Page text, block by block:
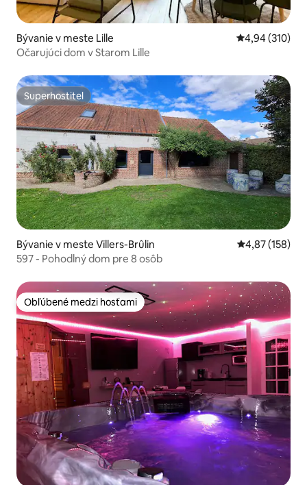
Bývanie v meste Lille Priemerné
4,94 (310)
Očarujúci dom v Starom Lille
Superhostiteľ
Superhostiteľ
Bývanie v meste Villers-Brûlin Priemerné
4,87 (158)
597 - Pohodlný dom pre 8 osôb
Obľúbené medzi hosťami
Obľúbené medzi hosťami